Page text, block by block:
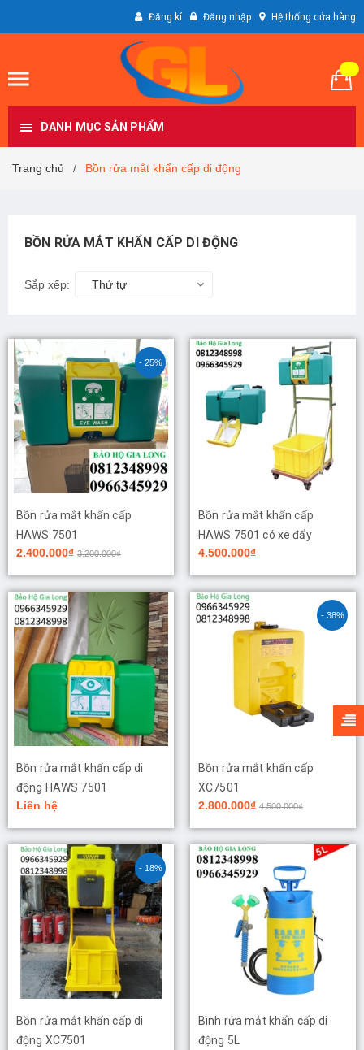
Đăng kí Đăng nhập Hệ thống cửa hàng
DANH MỤC SẢN PHẨM
Trang chủ / Bồn rửa mắt khẩn cấp di động
BỒN RỬA MẮT KHẨN CẤP DI ĐỘNG
Sắp xếp: Thứ tự
- 25%
Bồn rửa mắt khẩn cấp
HAWS 7501
2.400.000₫ 3.200.000₫
Bồn rửa mắt khẩn cấp
HAWS 7501 có xe đẩy
4.500.000₫
Bồn rửa mắt khẩn cấp di
động HAWS 7501
Liên hệ
- 38%
Bồn rửa mắt khẩn cấp
XC7501
2.800.000₫ 4.500.000₫
- 18%
Bồn rửa mắt khẩn cấp di
động XC7501
Bình rửa mắt khẩn cấp di
động 5L